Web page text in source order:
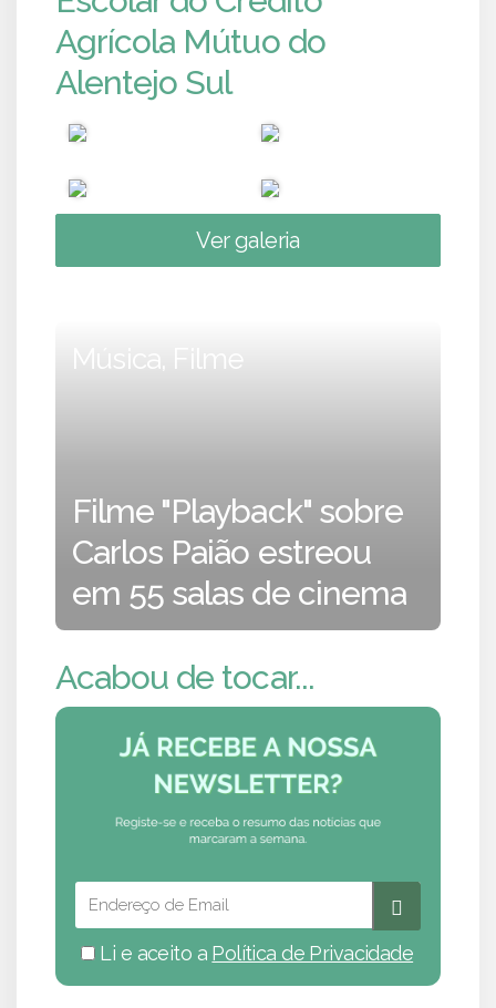
Agrícola Mútuo do
Alentejo Sul
Ver galeria
Música, Filme
Filme "Playback" sobre
Carlos Paião estreou
em 55 salas de cinema
Acabou de tocar...
Li e aceito a Política de Privacidade